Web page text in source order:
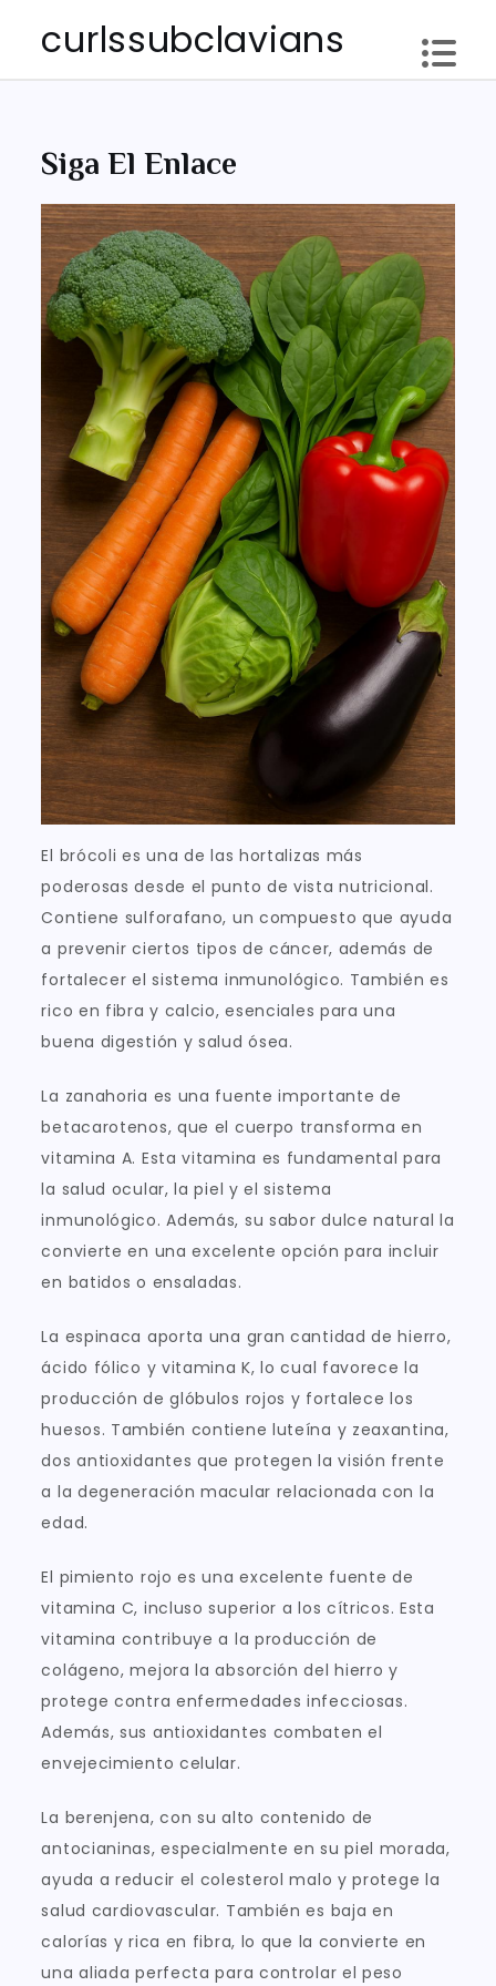
curlssubclavians
Siga El Enlace
El brócoli es una de las hortalizas más
poderosas desde el punto de vista nutricional.
Contiene sulforafano, un compuesto que ayuda
a prevenir ciertos tipos de cáncer, además de
fortalecer el sistema inmunológico. También es
rico en fibra y calcio, esenciales para una
buena digestión y salud ósea.
La zanahoria es una fuente importante de
betacarotenos, que el cuerpo transforma en
vitamina A. Esta vitamina es fundamental para
la salud ocular, la piel y el sistema
inmunológico. Además, su sabor dulce natural la
convierte en una excelente opción para incluir
en batidos o ensaladas.
La espinaca aporta una gran cantidad de hierro,
ácido fólico y vitamina K, lo cual favorece la
producción de glóbulos rojos y fortalece los
huesos. También contiene luteína y zeaxantina,
dos antioxidantes que protegen la visión frente
a la degeneración macular relacionada con la
edad.
El pimiento rojo es una excelente fuente de
vitamina C, incluso superior a los cítricos. Esta
vitamina contribuye a la producción de
colágeno, mejora la absorción del hierro y
protege contra enfermedades infecciosas.
Además, sus antioxidantes combaten el
envejecimiento celular.
La berenjena, con su alto contenido de
antocianinas, especialmente en su piel morada,
ayuda a reducir el colesterol malo y protege la
salud cardiovascular. También es baja en
calorías y rica en fibra, lo que la convierte en
una aliada perfecta para controlar el peso